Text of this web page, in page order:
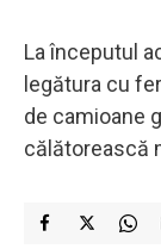
La începutul
legătura cu
de camioane
călătorească